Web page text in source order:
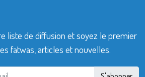
liste de diffusion et soyez le premier
fatwas, articles et nouvelles.